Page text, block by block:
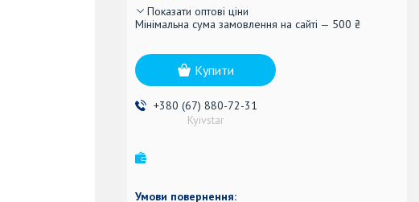
Показати оптові ціни
Мінімальна сума замовлення на сайті — 500 ₴
Купити
+380 (67) 880-72-31
Kyivstar